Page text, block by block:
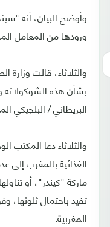
وأوضح البيان، أنه
ورودها من المعامل
والثلاثاء، قالت وزارة
بشأن هذه الشوكولاته
البريطاني / البلجيكي
والثلاثاء دعا المكتب
الغذائية بالمغرب إلى
ماركة "كيندر"، أو
تفيد باحتمال
المغربية.